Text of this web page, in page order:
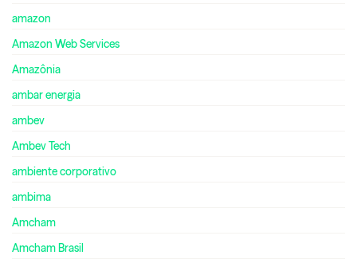
amazon
Amazon Web Services
Amazônia
ambar energia
ambev
Ambev Tech
ambiente corporativo
ambima
Amcham
Amcham Brasil